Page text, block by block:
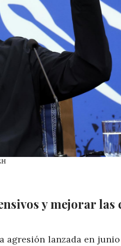
y mejorar las
agresión lanzada en